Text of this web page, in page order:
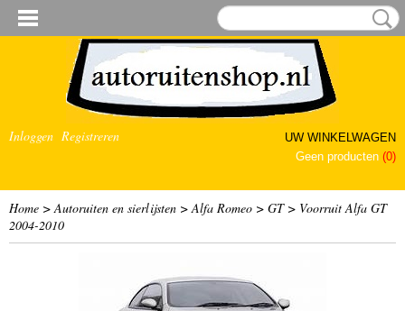
Inloggen Registreren
UW WINKELWAGEN
Geen producten (0)
Home >Autoruiten en sierlijsten >Alfa Romeo > GT> Voorruit Alfa GT
2004-2010